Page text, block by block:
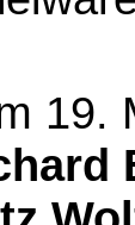
19.